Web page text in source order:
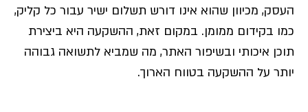
העסק, מכיוון שהוא אינו דורש תשלום ישיר עבור כל קליק,
כמו בקידום ממומן. במקום זאת, ההשקעה היא ביצירת
תוכן איכותי ובשיפור האתר, מה שמביא לתשואה גבוהה
יותר על ההשקעה בטווח הארוך.